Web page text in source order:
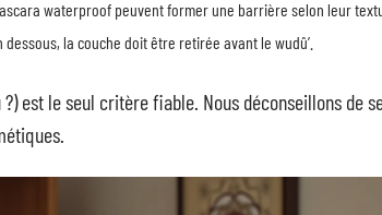
waterproof peuvent former une barrière selon leur
la couche doit être retirée avant le wudû’.
?) est le seul critère fiable. Nous déconseillons de